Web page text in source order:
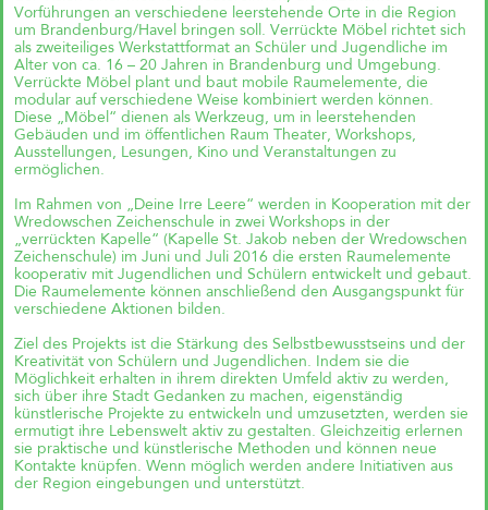
Talk im DAZ: „Wie geht
Wohnraumproduktion
einfach?“
Andreas Krauth diskutiert im Talk
„Wie geht Wohnraumproduktion
einfach?“ im Deutschen
Architekturzentrum (DAZ) am
28.05.2026 um 19 Uhr und stellt
kleine Haus vor.
Richtfest für Das große kleine
Haus im Kreativquartier
München
Vorführungen an verschiedene leerstehende Orte in die Region
um Brandenburg/Havel bringen soll. Verrückte Möbel richtet sich
als zweiteiliges Werkstattformat an Schüler und Jugendliche im
Alter von ca. 16 – 20 Jahren in Brandenburg und Umgebung.
Verrückte Möbel plant und baut mobile Raumelemente, die
modular auf verschiedene Weise kombiniert werden können.
Diese „Möbel“ dienen als Werkzeug, um in leerstehenden
Gebäuden und im öffentlichen Raum Theater, Workshops,
Ausstellungen, Lesungen, Kino und Veranstaltungen zu
ermöglichen.
Im Rahmen von „Deine Irre Leere“ werden in Kooperation mit der
Wredowschen Zeichenschule in zwei Workshops in der
„verrückten Kapelle“ (Kapelle St. Jakob neben der Wredowschen
Zeichenschule) im Juni und Juli 2016 die ersten Raumelemente
kooperativ mit Jugendlichen und Schülern entwickelt und gebaut.
Die Raumelemente können anschließend den Ausgangspunkt für
verschiedene Aktionen bilden.
Ziel des Projekts ist die Stärkung des Selbstbewusstseins und der
Kreativität von Schülern und Jugendlichen. Indem sie die
Möglichkeit erhalten in ihrem direkten Umfeld aktiv zu werden,
sich über ihre Stadt Gedanken zu machen, eigenständig
künstlerische Projekte zu entwickeln und umzusetzten, werden sie
ermutigt ihre Lebenswelt aktiv zu gestalten. Gleichzeitig erlernen
sie praktische und künstlerische Methoden und können neue
Kontakte knüpfen. Wenn möglich werden andere Initiativen aus
der Region eingebungen und unterstützt.